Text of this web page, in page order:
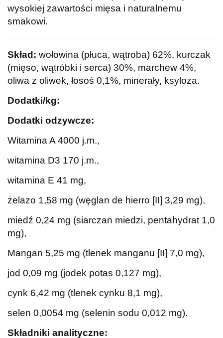
wysokiej zawartości mięsa i naturalnemu
smakowi.
Skład: wołowina (płuca, wątroba) 62%, kurczak
(mięso, wątróbki i serca) 30%, marchew 4%,
oliwa z oliwek, łosoś 0,1%, minerały, ksyloza.
Dodatki/kg:
Dodatki odzywcze:
Witamina A 4000 j.m.,
witamina D3 170 j.m.,
witamina E 41 mg,
żelazo 1,58 mg (węglan de hierro [II] 3,29 mg),
miedź 0,24 mg (siarczan miedzi, pentahydrat 1,0
mg),
Mangan 5,25 mg (tlenek manganu [II] 7,0 mg),
jod 0,09 mg (jodek potas 0,127 mg),
cynk 6,42 mg (tlenek cynku 8,1 mg),
selen 0,0054 mg (selenin sodu 0,012 mg).
Składniki analityczne: